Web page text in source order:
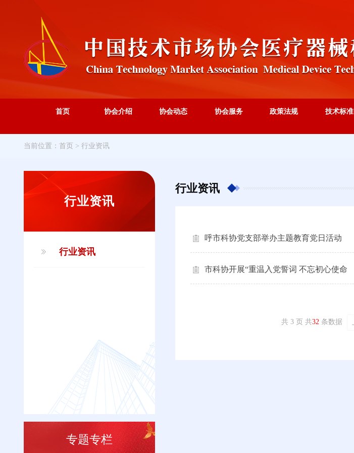
首页 协会介绍 协会动态 协会服务 政策法规 技术标准
当前位置： 首页 > 行业资讯
行业资讯
行业资讯
专题专栏
行业资讯
呼市科协党支部举办主题教育党日活动
市科协开展“重温入党誓词 不忘初心使命
共 3 页 共32条数据